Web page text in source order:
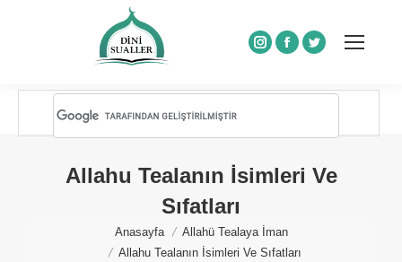
Instagram
Facebook
Twitter
Allahu Tealanın İsimleri Ve
Sıfatları
You are here:Anasayfa
Allahü Tealaya İman
Allahu Tealanın İsimleri Ve Sıfatları